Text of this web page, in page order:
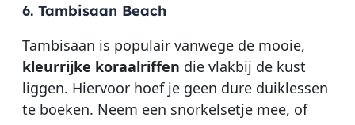
6. Tambisaan Beach
Tambisaan is populair vanwege de mooie,
kleurrijke koraalriffen die vlakbij de kust
liggen. Hiervoor hoef je geen dure duiklessen
te boeken. Neem een snorkelsetje mee, of